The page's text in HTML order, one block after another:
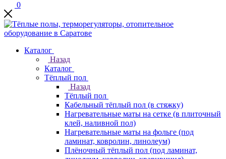
0
Каталог
Назад
Каталог
Тёплый пол
Назад
Тёплый пол
Кабельный тёплый пол (в стяжку)
Нагревательные маты на сетке (в плиточный
клей, наливной пол)
Нагревательные маты на фольге (под
ламинат, ковролин, линолеум)
Плёночный тёплый пол (под ламинат,